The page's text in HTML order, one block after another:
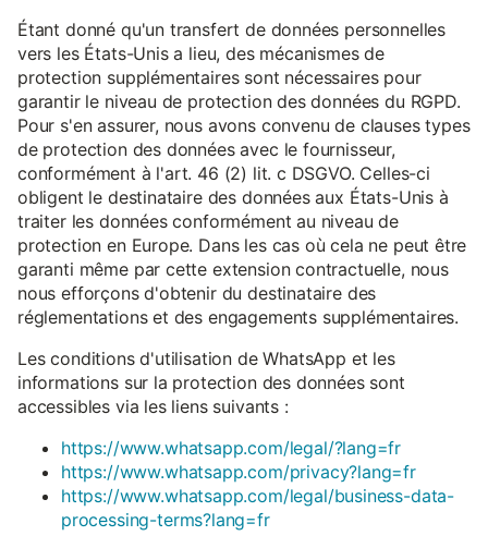
Étant donné qu'un transfert de données personnelles
vers les États-Unis a lieu, des mécanismes de
protection supplémentaires sont nécessaires pour
garantir le niveau de protection des données du RGPD.
Pour s'en assurer, nous avons convenu de clauses types
de protection des données avec le fournisseur,
conformément à l'art. 46 (2) lit. c DSGVO. Celles-ci
obligent le destinataire des données aux États-Unis à
traiter les données conformément au niveau de
protection en Europe. Dans les cas où cela ne peut être
garanti même par cette extension contractuelle, nous
nous efforçons d'obtenir du destinataire des
réglementations et des engagements supplémentaires.
Les conditions d'utilisation de WhatsApp et les
informations sur la protection des données sont
accessibles via les liens suivants :
https://www.whatsapp.com/legal/?lang=fr
https://www.whatsapp.com/privacy?lang=fr
https://www.whatsapp.com/legal/business-data-
processing-terms?lang=fr